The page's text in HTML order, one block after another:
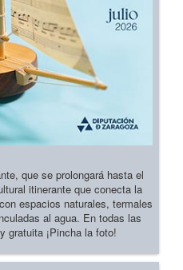
que se prolongará hasta el
itinerante que conecta la
espacios naturales, termales
al agua. En todas las
gratuita ¡Pincha la foto!